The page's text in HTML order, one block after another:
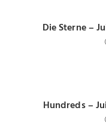
Die Sterne –
Hundreds –